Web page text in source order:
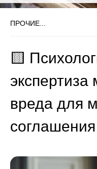
ПРОЧИЕ...
🟨
экспертиза
вреда для
соглашения